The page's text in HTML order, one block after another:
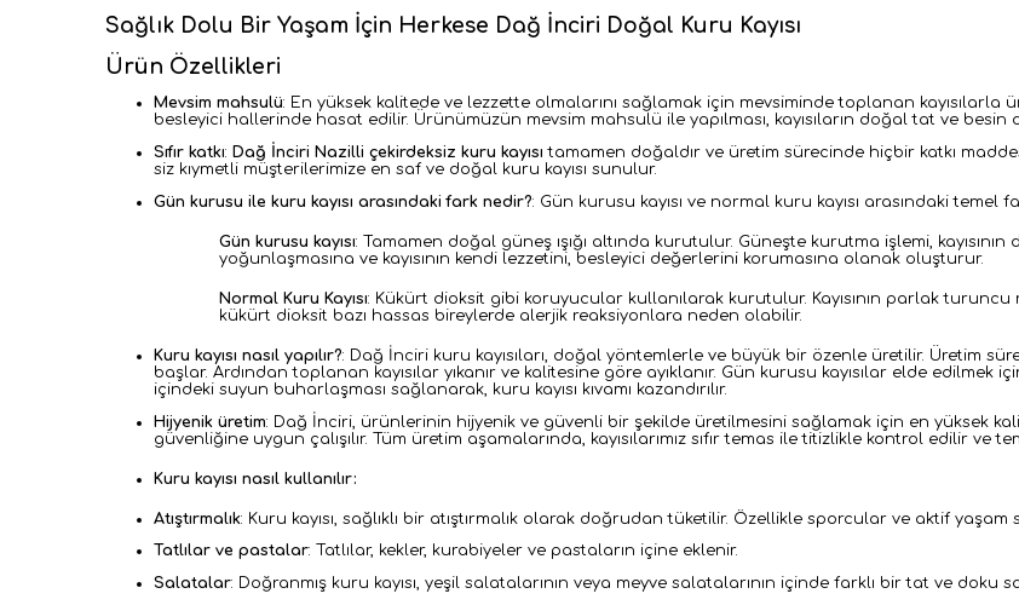
Sağlık Dolu Bir Yaşam İçin Herkese Dağ İnciri Doğal Kuru Kayısı
Ürün Özellikleri
Mevsim mahsulü: En yüksek kalitede ve lezzette olmalarını sağlamak için mevsiminde toplanan kayısılarla
besleyici hallerinde hasat edilir. Ürünümüzün mevsim mahsulü ile yapılması, kayısıların doğal tat ve besin
Sıfır katkı: Dağ İnciri Nazilli çekirdeksiz kuru kayısı tamamen doğaldır ve üretim sürecinde hiçbir katkı
siz kıymetli müşterilerimize en saf ve doğal kuru kayısı sunulur.
Gün kurusu ile kuru kayısı arasındaki fark nedir?: Gün kurusu kayısı ve normal kuru kayısı arasındaki temel
Gün kurusu kayısı: Tamamen doğal güneş ışığı altında kurutulur. Güneşte kurutma işlemi,
yoğunlaşmasına ve kayısının kendi lezzetini, besleyici değerlerini korumasına olanak oluşturur.
Normal Kuru Kayısı: Kükürt dioksit gibi koruyucular kullanılarak kurutulur. Kayısının parlak
kükürt dioksit bazı hassas bireylerde alerjik reaksiyonlara neden olabilir.
Kuru kayısı nasıl yapılır?: Dağ İnciri kuru kayısıları, doğal yöntemlerle ve büyük bir özenle üretilir. Üretim
başlar. Ardından toplanan kayısılar yıkanır ve kalitesine göre ayıklanır. Gün kurusu kayısılar elde edilmek
içindeki suyun buharlaşması sağlanarak, kuru kayısı kıvamı kazandırılır.
Hijyenik üretim: Dağ İnciri, ürünlerinin hijyenik ve güvenli bir şekilde üretilmesini sağlamak için en yüksek
güvenliğine uygun çalışılır. Tüm üretim aşamalarında, kayısılarımız sıfır temas ile titizlikle kontrol edilir ve
Kuru kayısı nasıl kullanılır:
Atıştırmalık: Kuru kayısı, sağlıklı bir atıştırmalık olarak doğrudan tüketilir. Özellikle sporcular ve aktif
Tatlılar ve pastalar: Tatlılar, kekler, kurabiyeler ve pastaların içine eklenir.
Salatalar: Doğranmış kuru kayısı, yeşil salatalarının veya meyve salatalarının içinde farklı bir tat ve doku